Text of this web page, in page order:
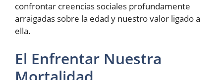
confrontar creencias sociales profundamente
arraigadas sobre la edad y nuestro valor ligado a
ella.
El Enfrentar Nuestra